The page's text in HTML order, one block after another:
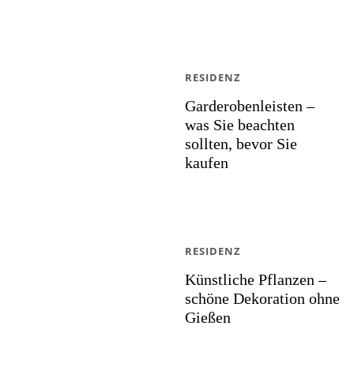
Garderobenleisten –
was Sie beachten
sollten, bevor Sie
kaufen
RESIDENZ
Künstliche Pflanzen –
schöne Dekoration ohne
Gießen
RESIDENZ